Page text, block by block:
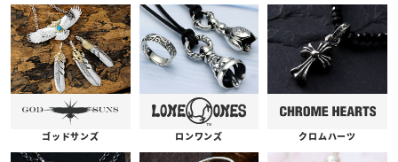
ゴッドサンズ ロンワンズ クロムハーツ